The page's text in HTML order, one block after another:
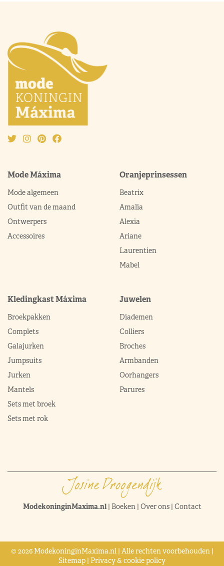
Mode Máxima
Mode algemeen
Outfit van de maand
Ontwerpers
Accessoires
Oranjeprinsessen
Beatrix
Amalia
Alexia
Ariane
Laurentien
Mabel
Kledingkast Máxima
Broekpakken
Complets
Galajurken
Jumpsuits
Jurken
Mantels
Sets met broek
Sets met rok
Juwelen
Diademen
Colliers
Broches
Armbanden
Oorhangers
Parures
ModekoninginMaxima.nl| Boeken| Over ons| Contact
© 2026 ModekoninginMaxima.nl | Alle rechten voorbehouden |
Sitemap | Privacy & cookie policy